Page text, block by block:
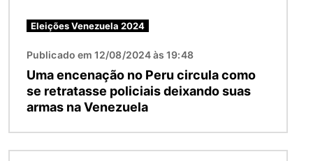
Eleições Venezuela 2024
Publicado em 12/08/2024 às 19:48
Uma encenação no Peru circula como
se retratasse policiais deixando suas
armas na Venezuela